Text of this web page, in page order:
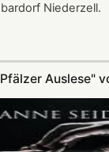
Niederzell.
Auslese"